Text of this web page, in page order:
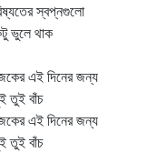
স্বপ্নগুলো
ভুলে থাক
এই দিনের জন্য
তুই বাঁচ
এই দিনের জন্য
তুই বাঁচ